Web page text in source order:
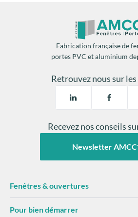
Fabrication française de
portes PVC et aluminium
Retrouvez nous sur
Recevez nos conseils
Newsletter AMCC
Fenêtres & ouvertures
Pour bien démarrer